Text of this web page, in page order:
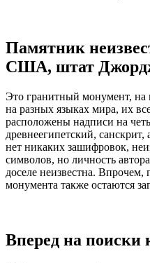
Памятник
США, штат
Это гранитный монумент, на
на разных языках мира, их
расположены надписи на
древнеегипетский,
нет никаких зашифровок,
символов, но личность
доселе неизвестна.
монумента также остаются
Вперед на поиски